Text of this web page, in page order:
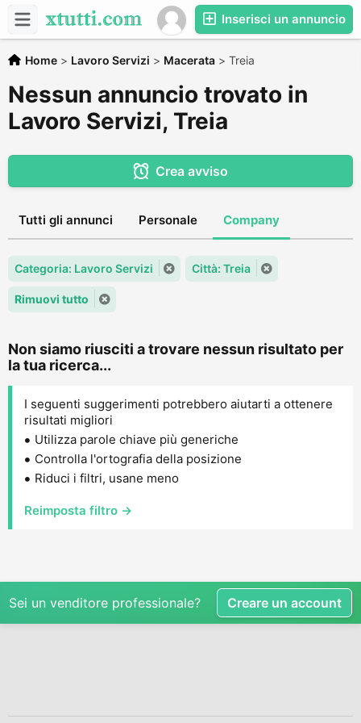
Inserisci un annuncio
Home > Lavoro Servizi > Macerata > Treia
Nessun annuncio trovato in
Lavoro Servizi, Treia
Crea avviso
Tutti gli annunci Personale Company
Categoria: Lavoro Servizi Città: Treia
Rimuovi tutto
Non siamo riusciti a trovare nessun risultato per
la tua ricerca...
I seguenti suggerimenti potrebbero aiutarti a ottenere
risultati migliori
Utilizza parole chiave più generiche
Controlla l'ortografia della posizione
Riduci i filtri, usane meno
Reimposta filtro →
Sei un venditore professionale? Creare un account